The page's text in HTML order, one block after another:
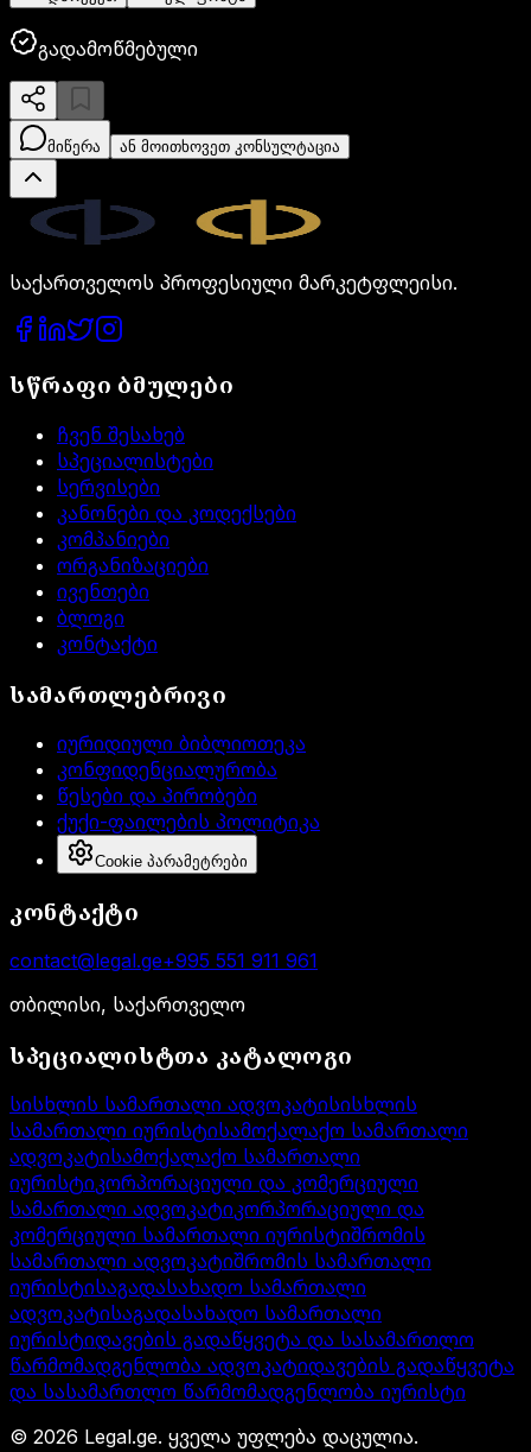
გადამოწმებული
მიწერა ან მოითხოვეთ კონსულტაცია
საქართველოს პროფესიული მარკეტფლეისი.
სწრაფი ბმულები
ჩვენ შესახებ
სპეციალისტები
სერვისები
კანონები და კოდექსები
კომპანიები
ორგანიზაციები
ივენთები
ბლოგი
კონტაქტი
სამართლებრივი
იურიდიული ბიბლიოთეკა
კონფიდენციალურობა
წესები და პირობები
ქუქი-ფაილების პოლიტიკა
Cookie პარამეტრები
კონტაქტი
contact@legal.ge+995 551 911 961
თბილისი, საქართველო
სპეციალისტთა კატალოგი
სისხლის სამართალი ადვოკატისისხლის
სამართალი იურისტისამოქალაქო სამართალი
ადვოკატისამოქალაქო სამართალი
იურისტიკორპორაციული და კომერციული
სამართალი ადვოკატიკორპორაციული და
კომერციული სამართალი იურისტიშრომის
სამართალი ადვოკატიშრომის სამართალი
იურისტისაგადასახადო სამართალი
ადვოკატისაგადასახადო სამართალი
იურისტიდავების გადაწყვეტა და სასამართლო
წარმომადგენლობა ადვოკატიდავების გადაწყვეტა
და სასამართლო წარმომადგენლობა იურისტი
© 2026 Legal.ge. ყველა უფლება დაცულია.